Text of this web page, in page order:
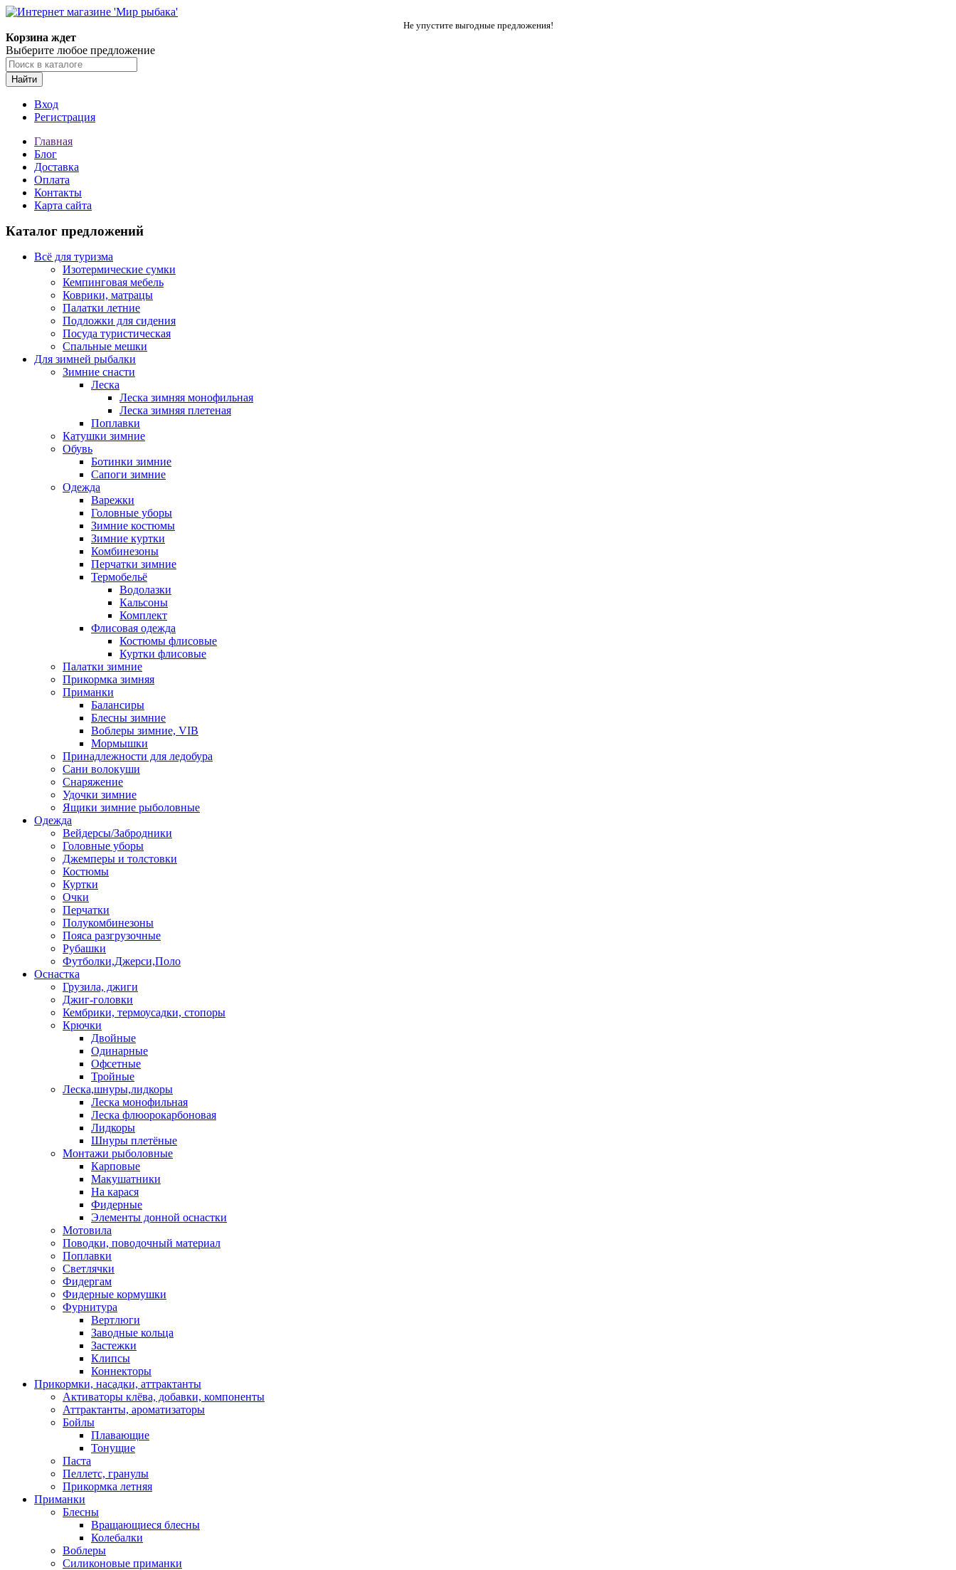
Не упустите выгодные предложения!
Корзина ждет
Выберите любое предложение
Найти
Вход
Регистрация
Главная
Блог
Доставка
Оплата
Контакты
Карта сайта
Каталог предложений
Всё для туризма
Изотермические сумки
Кемпинговая мебель
Коврики, матрацы
Палатки летние
Подложки для сидения
Посуда туристическая
Спальные мешки
Для зимней рыбалки
Зимние снасти
Леска
Леска зимняя монофильная
Леска зимняя плетеная
Поплавки
Катушки зимние
Обувь
Ботинки зимние
Сапоги зимние
Одежда
Варежки
Головные уборы
Зимние костюмы
Зимние куртки
Комбинезоны
Перчатки зимние
Термобельё
Водолазки
Кальсоны
Комплект
Флисовая одежда
Костюмы флисовые
Куртки флисовые
Палатки зимние
Прикормка зимняя
Приманки
Балансиры
Блесны зимние
Воблеры зимние, VIB
Мормышки
Принадлежности для ледобура
Сани волокуши
Снаряжение
Удочки зимние
Ящики зимние рыболовные
Одежда
Вейдерсы/Забродники
Головные уборы
Джемперы и толстовки
Костюмы
Куртки
Очки
Перчатки
Полукомбинезоны
Пояса разгрузочные
Рубашки
Футболки,Джерси,Поло
Оснастка
Грузила, джиги
Джиг-головки
Кембрики, термоусадки, стопоры
Крючки
Двойные
Одинарные
Офсетные
Тройные
Леска,шнуры,лидкоры
Леска монофильная
Леска флюорокарбоновая
Лидкоры
Шнуры плетёные
Монтажи рыболовные
Карповые
Макушатники
На карася
Фидерные
Элементы донной оснастки
Мотовила
Поводки, поводочный материал
Поплавки
Светлячки
Фидергам
Фидерные кормушки
Фурнитура
Вертлюги
Заводные кольца
Застежки
Клипсы
Коннекторы
Прикормки, насадки, аттрактанты
Активаторы клёва, добавки, компоненты
Аттрактанты, ароматизаторы
Бойлы
Плавающие
Тонущие
Паста
Пеллетс, гранулы
Прикормка летняя
Приманки
Блесны
Вращающиеся блесны
Колебалки
Воблеры
Силиконовые приманки